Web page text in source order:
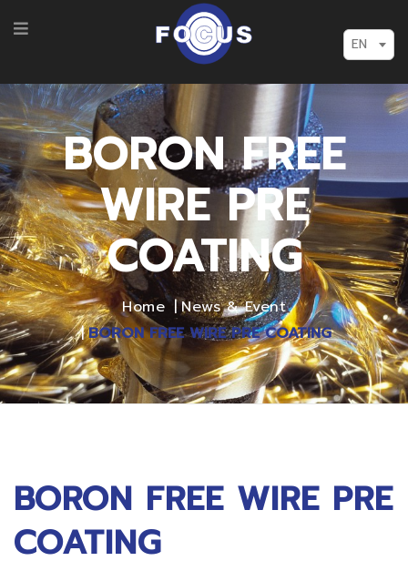
EN
BORON FREE
WIRE PRE
COATING
Home
News & Event
BORON FREE WIRE PRE COATING
BORON FREE WIRE PRE
COATING